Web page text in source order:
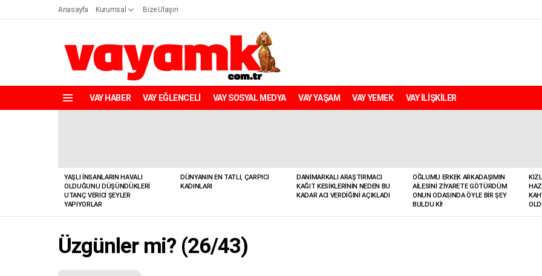
Anasayfa Kurumsal Bize Ulaşın
VAY HABER VAY EĞLENCELİ VAY SOSYAL MEDYA VAY YAŞAM VAY YEMEK VAY İLİŞKİLER
YAŞLI İNSANLARIN HAVALI
OLDUĞUNU DÜŞÜNDÜKLERI
UTANÇ VERICI ŞEYLER
YAPIYORLAR
DÜNYANIN EN TATLI, ÇARPICI
KADINLARI
DANIMARKALI ARAŞTIRMACI
KAĞIT KESIKLERININ NEDEN BU
KADAR ACI VERDIĞINI AÇIKLADI
OĞLUMU ERKEK ARKADAŞIMIN
AILESINI ZIYARETE GÖTÜRDÜM
ONUN ODASINDA ÖYLE BIR ŞEY
BULDU KI!
Üzgünler mi? (26/43)